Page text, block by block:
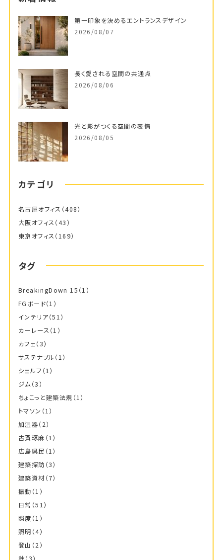
第一印象を決めるエントランスデザイン
2026/08/07
長く愛される空間の共通点
2026/08/06
光と影がつくる空間の表情
2026/08/05
カテゴリ
名古屋オフィス （408）
大阪オフィス （43）
東京オフィス （169）
タグ
BreakingDown 15 （1）
FGボード（1）
インテリア（51）
カーレース （1）
カフェ（3）
サステナブル （1）
シェルフ （1）
ジム（3）
ちょこっと建築法規 （1）
トマソン （1）
加湿器（2）
古賀琢麻 （1）
広島県民 （1）
建築探訪 （3）
建築資材（7）
振動 （1）
日常 （51）
照度 （1）
照明 （4）
登山 （2）